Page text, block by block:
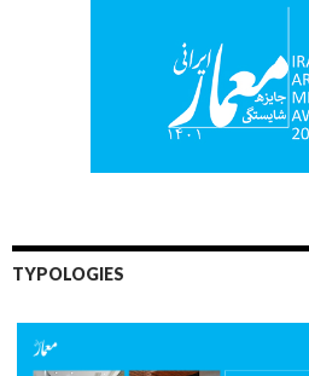
TYPOLOGIES